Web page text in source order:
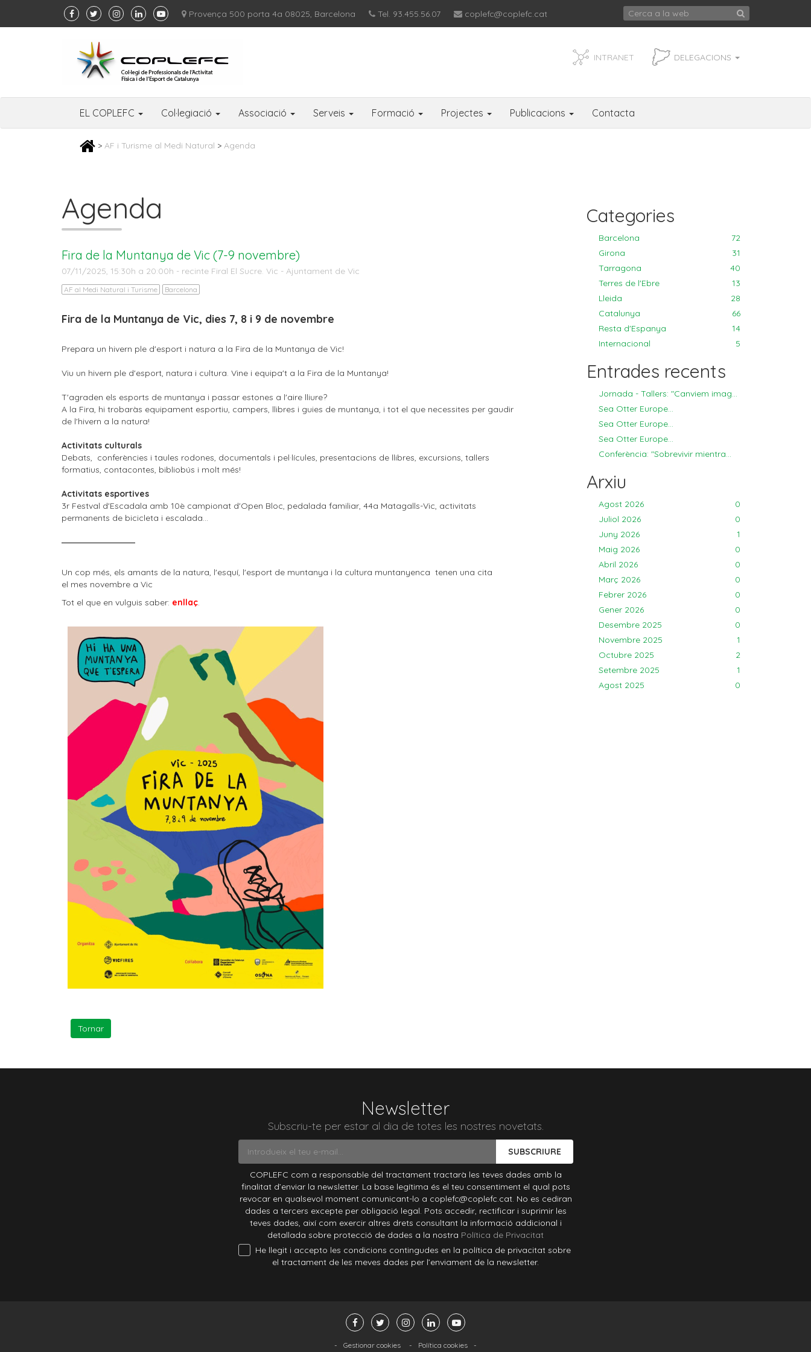
Provença 500 porta 4a 08025, Barcelona Tel. 93.455.56.07 coplefc@coplefc.cat
DELEGACIONS
INTRANET
EL COPLEFC Col·legiació Associació Serveis Formació Projectes Publicacions Contacta
> AF i Turisme al Medi Natural > Agenda
Agenda
Fira de la Muntanya de Vic (7-9 novembre)
07/11/2025, 15:30h a 20:00h - recinte Firal El Sucre. Vic - Ajuntament de Vic
AF al Medi Natural i Turisme Barcelona
Fira de la Muntanya de Vic, dies 7, 8 i 9 de novembre
Prepara un hivern ple d'esport i natura a la Fira de la Muntanya de Vic!
Viu un hivern ple d'esport, natura i cultura. Vine i equipa't a la Fira de la Muntanya!
T'agraden els esports de muntanya i passar estones a l'aire lliure?
A la Fira, hi trobaràs equipament esportiu, campers, llibres i guies de muntanya, i tot el que necessites per gaudir
de l'hivern a la natura!
Activitats culturals
Debats, conferències i taules rodones, documentals i pel·lícules, presentacions de llibres, excursions, tallers
formatius, contacontes, bibliobús i molt més!
Activitats esportives
3r Festval d'Escadala amb 10è campionat d'Open Bloc, pedalada familiar, 44a Matagalls-Vic, activitats
permanents de bicicleta i escalada...
Un cop més, els amants de la natura, l'esquí, l'esport de muntanya i la cultura muntanyenca tenen una cita
el mes novembre a Vic
Tot el que en vulguis saber: enllaç.
Categories
Barcelona
72
Girona
31
Tarragona
40
Terres de l'Ebre
13
Lleida
28
Catalunya
66
Resta d'Espanya
14
Internacional
5
Entrades recents
Jornada - Tallers: "Canviem imag...
Sea Otter Europe...
Sea Otter Europe...
Sea Otter Europe...
Conferència: "Sobrevivir mientra...
Arxiu
Agost 2026
0
Juliol 2026
0
Juny 2026
1
Maig 2026
0
Abril 2026
0
Març 2026
0
Febrer 2026
0
Gener 2026
0
Desembre 2025
0
Novembre 2025
1
Octubre 2025
2
Setembre 2025
1
Agost 2025
0
Newsletter
Subscriu-te per estar al dia de totes les nostres novetats.
SUBSCRIURE
COPLEFC com a responsable del tractament tractarà les teves dades amb la
finalitat d’enviar la newsletter. La base legítima és el teu consentiment el qual pots
revocar en qualsevol moment comunicant-lo a coplefc@coplefc.cat. No es cediran
dades a tercers excepte per obligació legal. Pots accedir, rectificar i suprimir les
teves dades, així com exercir altres drets consultant la informació addicional i
detallada sobre protecció de dades a la nostra Política de Privacitat
He llegit i accepto les condicions contingudes en la política de privacitat sobre
el tractament de les meves dades per l’enviament de la newsletter.
- Gestionar cookies - Política cookies -